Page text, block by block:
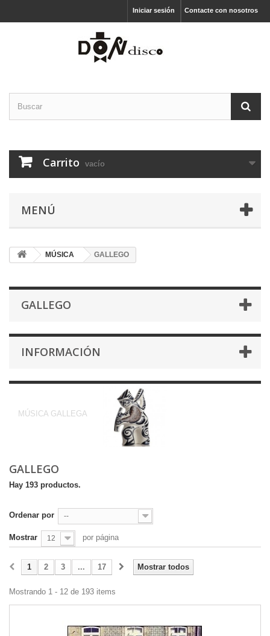
Contacte con nosotros
Iniciar sesión
Carrito vacío
MENÚ
MÚSICA GALLEGO
GALLEGO
INFORMACIÓN
MÚSICA GALLEGA
GALLEGO
Hay 193 productos.
Ordenar por --
Mostrar 12 por página
Mostrar todos
1 2 3 ... 17
Mostrando 1 - 12 de 193 items